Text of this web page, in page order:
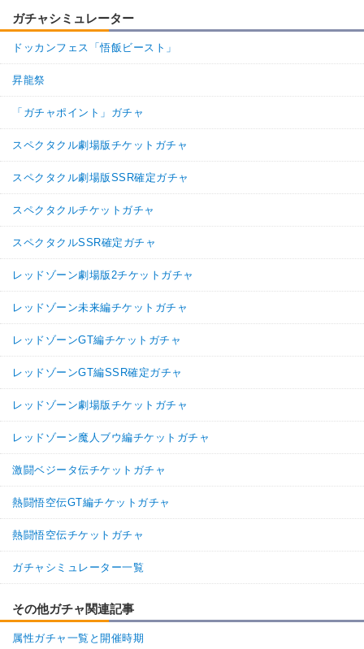
ガチャシミュレーター
ドッカンフェス「悟飯ビースト」
昇龍祭
「ガチャポイント」ガチャ
スペクタクル劇場版チケットガチャ
スペクタクル劇場版SSR確定ガチャ
スペクタクルチケットガチャ
スペクタクルSSR確定ガチャ
レッドゾーン劇場版2チケットガチャ
レッドゾーン未来編チケットガチャ
レッドゾーンGT編チケットガチャ
レッドゾーンGT編SSR確定ガチャ
レッドゾーン劇場版チケットガチャ
レッドゾーン魔人ブウ編チケットガチャ
激闘ベジータ伝チケットガチャ
熱闘悟空伝GT編チケットガチャ
熱闘悟空伝チケットガチャ
ガチャシミュレーター一覧
その他ガチャ関連記事
属性ガチャ一覧と開催時期